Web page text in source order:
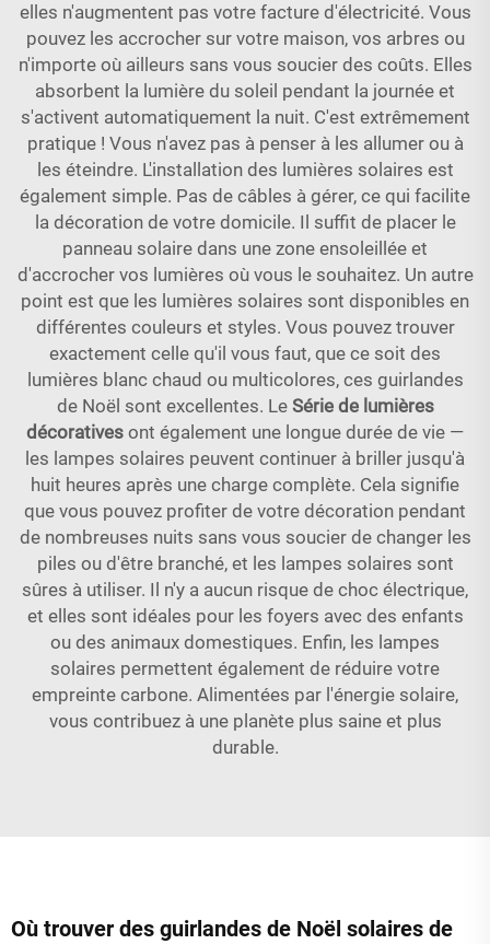
elles n'augmentent pas votre facture d'électricité. Vous
pouvez les accrocher sur votre maison, vos arbres ou
n'importe où ailleurs sans vous soucier des coûts. Elles
absorbent la lumière du soleil pendant la journée et
s'activent automatiquement la nuit. C'est extrêmement
pratique ! Vous n'avez pas à penser à les allumer ou à
les éteindre. L'installation des lumières solaires est
également simple. Pas de câbles à gérer, ce qui facilite
la décoration de votre domicile. Il suffit de placer le
panneau solaire dans une zone ensoleillée et
d'accrocher vos lumières où vous le souhaitez. Un autre
point est que les lumières solaires sont disponibles en
différentes couleurs et styles. Vous pouvez trouver
exactement celle qu'il vous faut, que ce soit des
lumières blanc chaud ou multicolores, ces guirlandes
de Noël sont excellentes. Le Série de lumières
décoratives ont également une longue durée de vie —
les lampes solaires peuvent continuer à briller jusqu'à
huit heures après une charge complète. Cela signifie
que vous pouvez profiter de votre décoration pendant
de nombreuses nuits sans vous soucier de changer les
piles ou d'être branché, et les lampes solaires sont
sûres à utiliser. Il n'y a aucun risque de choc électrique,
et elles sont idéales pour les foyers avec des enfants
ou des animaux domestiques. Enfin, les lampes
solaires permettent également de réduire votre
empreinte carbone. Alimentées par l'énergie solaire,
vous contribuez à une planète plus saine et plus
durable.
Où trouver des guirlandes de Noël solaires de